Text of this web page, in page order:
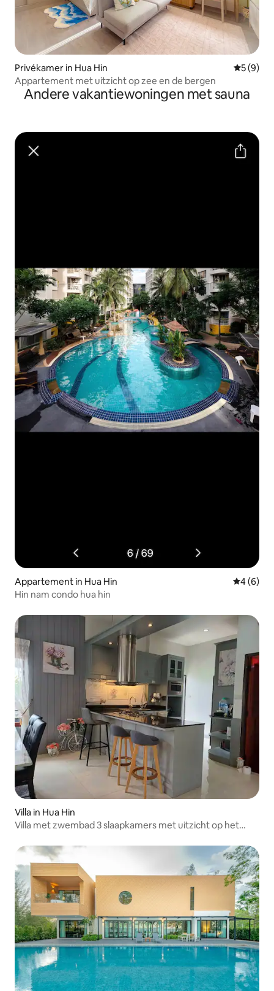
Privékamer in Hua Hin
5 (9)
Appartement met uitzicht op zee en de bergen
Andere vakantiewoningen met sauna
Appartement in Hua Hin
4 (6)
Hin nam condo hua hin
Villa in Hua Hin
Villa met zwembad 3 slaapkamers met uitzicht op het